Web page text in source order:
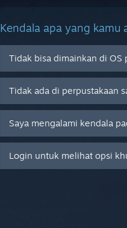
Kendala apa yang kamu
Tidak bisa dimainkan di OS
Tidak ada di perpustakaan
Saya mengalami kendala
Login untuk melihat opsi